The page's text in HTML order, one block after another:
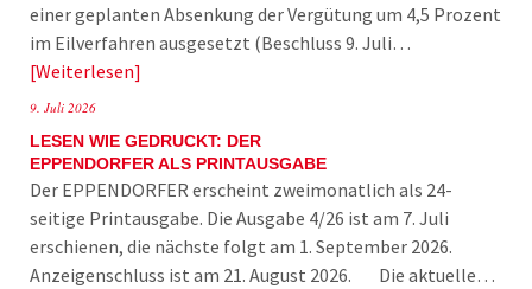
einer geplanten Absenkung der Vergütung um 4,5 Prozent
im Eilverfahren ausgesetzt (Beschluss 9. Juli…
Weiterlesen
9. Juli 2026
LESEN WIE GEDRUCKT: DER
EPPENDORFER ALS PRINTAUSGABE
Der EPPENDORFER erscheint zweimonatlich als 24-
seitige Printausgabe. Die Ausgabe 4/26 ist am 7. Juli
erschienen, die nächste folgt am 1. September 2026.
Anzeigenschluss ist am 21. August 2026. Die aktuelle…